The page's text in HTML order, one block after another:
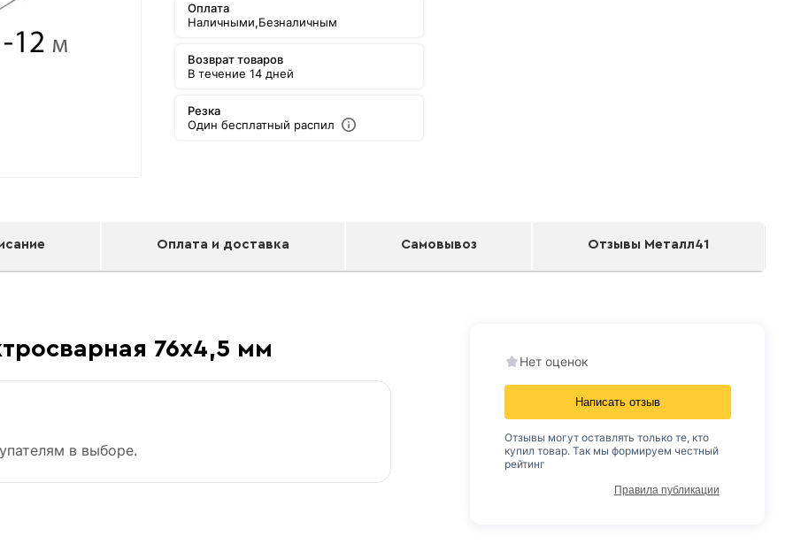
Оплата
Наличными,Безналичным
Возврат товаров
В течение 14 дней
Резка
Один бесплатный распил
Оплата и доставка Самовывоз Отзывы Металл41
Труба
76х4,5 мм
в выборе.
Нет оценок
Написать отзыв
Отзывы могут оставлять только те, кто
купил товар. Так мы формируем честный
рейтинг
Правила публикации